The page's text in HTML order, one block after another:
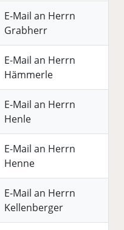
E-Mail an Herrn
Grabherr
E-Mail an Herrn
Hämmerle
E-Mail an Herrn
Henle
E-Mail an Herrn
Henne
E-Mail an Herrn
Kellenberger